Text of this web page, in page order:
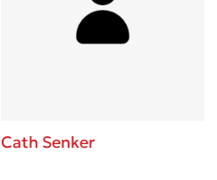
Cath Senker